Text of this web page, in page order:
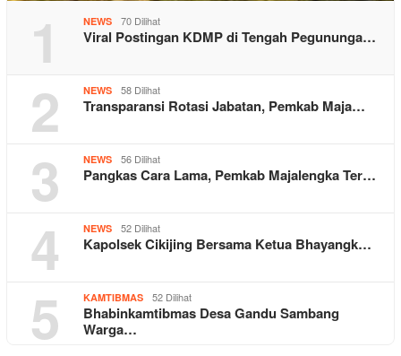
1 NEWS 70 Dilihat
Viral Postingan KDMP di Tengah Pegununga…
2 NEWS 58 Dilihat
Transparansi Rotasi Jabatan, Pemkab Maja…
3 NEWS 56 Dilihat
Pangkas Cara Lama, Pemkab Majalengka Ter…
4 NEWS 52 Dilihat
Kapolsek Cikijing Bersama Ketua Bhayangk…
5 KAMTIBMAS 52 Dilihat
Bhabinkamtibmas Desa Gandu Sambang
Warga…